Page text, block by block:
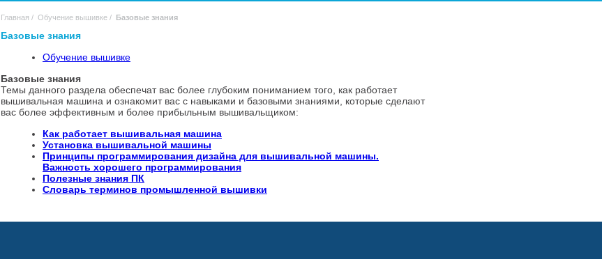
Главная / Обучение вышивке / Базовые знания
Базовые знания
Обучение вышивке
Базовые знания
Темы данного раздела обеспечат вас более глубоким пониманием того, как работает
вышивальная машина и ознакомит вас с навыками и базовыми знаниями, которые сделают
вас более эффективным и более прибыльным вышивальщиком:
Как работает вышивальная машина
Установка вышивальной машины
Принципы программирования дизайна для вышивальной машины.
Важность хорошего программирования
Полезные знания ПК
Словарь терминов промышленной вышивки